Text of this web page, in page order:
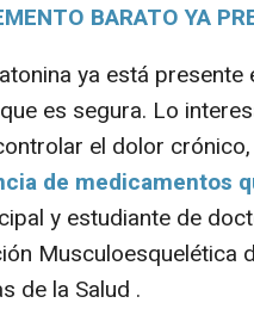
BARATO YA
ya está
es segura. Lo
el dolor
de medicamentos
y estudiante de
Musculoesquelética
de la Salud .